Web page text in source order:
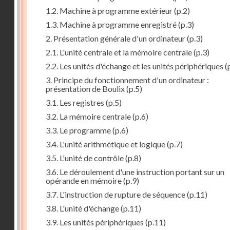
1.2. Machine à programme extérieur(p.2)
1.3. Machine à programme enregistré(p.3)
2. Présentation générale d'un ordinateur(p.3)
2.1. L'unité centrale et la mémoire centrale(p.3)
2.2. Les unités d'échange et les unités périphériques
3. Principe du fonctionnement d'un ordinateur :
présentation de Boulix(p.5)
3.1. Les registres (p.5)
3.2. La mémoire centrale(p.6)
3.3. Le programme(p.6)
3.4. L'unité arithmétique et logique(p.7)
3.5. L'unité de contrôle(p.8)
3.6. Le déroulement d'une instruction portant sur un
opérande en mémoire(p.9)
3.7. L'instruction de rupture de séquence(p.11)
3.8. L'unité d'échange(p.11)
3.9. Les unités périphériques (p.11)